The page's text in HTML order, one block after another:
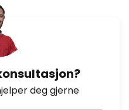
deg gjerne